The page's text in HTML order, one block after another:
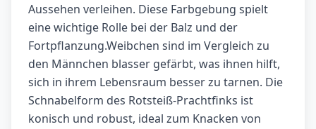
Aussehen verleihen. Diese Farbgebung spielt
eine wichtige Rolle bei der Balz und der
Fortpflanzung.Weibchen sind im Vergleich zu
den Männchen blasser gefärbt, was ihnen hilft,
sich in ihrem Lebensraum besser zu tarnen. Die
Schnabelform des Rotsteiß-Prachtfinks ist
konisch und robust, ideal zum Knacken von